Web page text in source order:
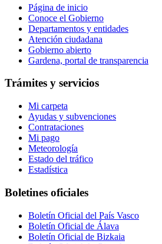
Página de inicio
Conoce el Gobierno
Departamentos y entidades
Atención ciudadana
Gobierno abierto
Gardena, portal de transparencia
Trámites y servicios
Mi carpeta
Ayudas y subvenciones
Contrataciones
Mi pago
Meteorología
Estado del tráfico
Estadística
Boletines oficiales
Boletín Oficial del País Vasco
Boletín Oficial de Álava
Boletín Oficial de Bizkaia